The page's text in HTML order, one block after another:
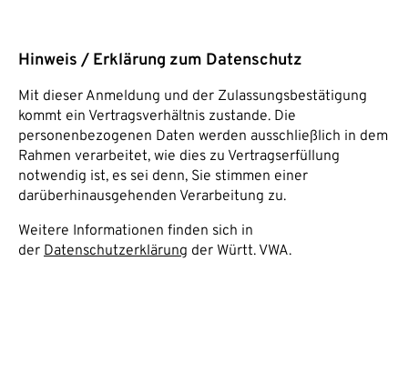
Hinweis / Erklärung zum Datenschutz
Mit dieser Anmeldung und der Zulassungsbestätigung
kommt ein Vertragsverhältnis zustande. Die
personenbezogenen Daten werden ausschließlich in dem
Rahmen verarbeitet, wie dies zu Vertragserfüllung
notwendig ist, es sei denn, Sie stimmen einer
darüberhinausgehenden Verarbeitung zu.
Weitere Informationen finden sich in
der Datenschutzerklärung der Württ. VWA.